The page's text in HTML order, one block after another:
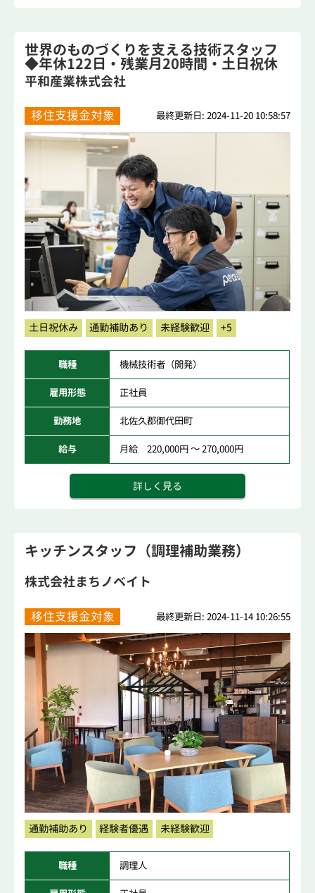
世界のものづくりを支える技術スタッフ
◆年休122日・残業月20時間・土日祝休
み
平和産業株式会社
移住支援金対象 最終更新日: 2024-11-20 10:58:57
土日祝休み 通勤補助あり 未経験歓迎 +5
職種 機械技術者（開発）
雇用形態 正社員
勤務地 北佐久郡御代田町
給与 月給 220,000円 ～ 270,000円
詳しく見る
キッチンスタッフ（調理補助業務）
株式会社まちノベイト
移住支援金対象 最終更新日: 2024-11-14 10:26:55
通勤補助あり 経験者優遇 未経験歓迎
職種 調理人